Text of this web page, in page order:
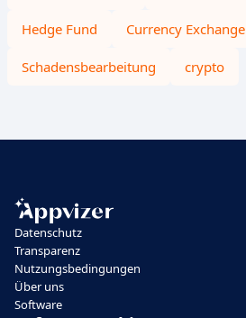
Hedge Fund Currency Exchange
Schadensbearbeitung crypto
Datenschutz
Transparenz
Nutzungsbedingungen
Über uns
Software